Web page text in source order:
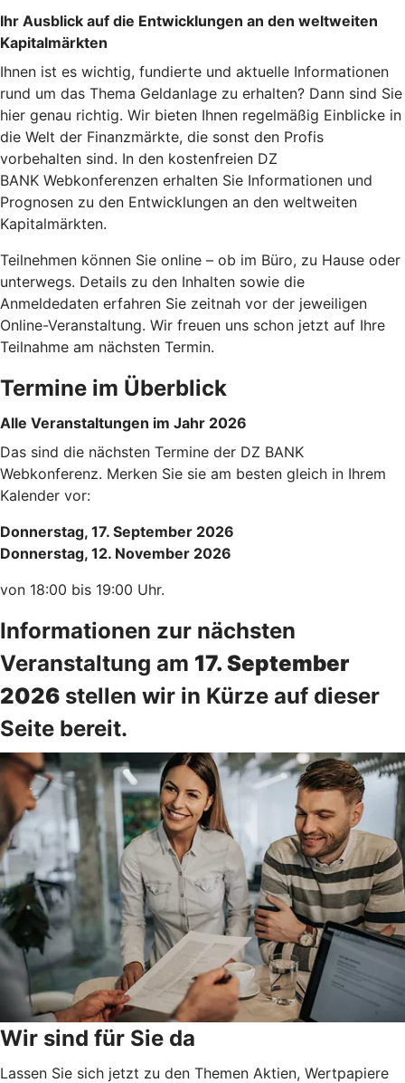
Ihr Ausblick auf die Entwicklungen an den weltweiten
Kapitalmärkten
Ihnen ist es wichtig, fundierte und aktuelle Informationen
rund um das Thema Geldanlage zu erhalten? Dann sind Sie
hier genau richtig. Wir bieten Ihnen regelmäßig Einblicke in
die Welt der Finanzmärkte, die sonst den Profis
vorbehalten sind. In den kostenfreien DZ
BANK Webkonferenzen erhalten Sie Informationen und
Prognosen zu den Entwicklungen an den weltweiten
Kapitalmärkten.
Teilnehmen können Sie online – ob im Büro, zu Hause oder
unterwegs. Details zu den Inhalten sowie die
Anmeldedaten erfahren Sie zeitnah vor der jeweiligen
Online-Veranstaltung. Wir freuen uns schon jetzt auf Ihre
Teilnahme am nächsten Termin.
Termine im Überblick
Alle Veranstaltungen im Jahr 2026
Das sind die nächsten Termine der DZ BANK
Webkonferenz. Merken Sie sie am besten gleich in Ihrem
Kalender vor:
Donnerstag, 17. September 2026
Donnerstag, 12. November 2026
von 18:00 bis 19:00 Uhr.
Informationen zur nächsten
Veranstaltung am 17. September
2026 stellen wir in Kürze auf dieser
Seite bereit.
Wir sind für Sie da
Lassen Sie sich jetzt zu den Themen Aktien, Wertpapiere